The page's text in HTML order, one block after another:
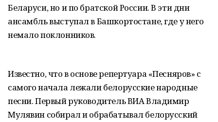
Беларуси, но и по братской России. В эти дни
ансамбль выступал в Башкортостане, где у него
немало поклонников.
Известно, что в основе репертуара «Песняров» с
самого начала лежали белорусские народные
песни. Первый руководитель ВИА Владимир
Мулявин собирал и обрабатывал белорусский